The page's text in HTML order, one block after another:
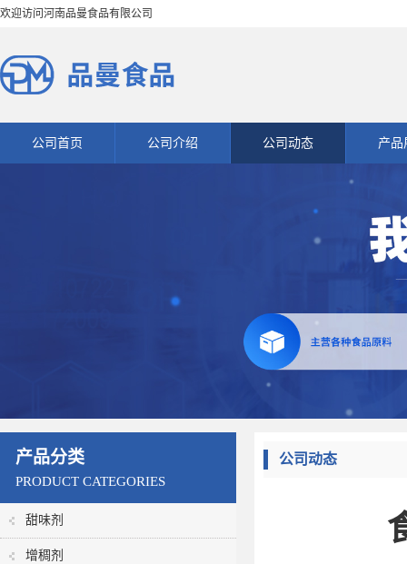
欢迎访问河南品曼食品有限公司
公司首页 公司介绍 公司动态 产品
产品分类
PRODUCT CATEGORIES
甜味剂
增稠剂
公司动态